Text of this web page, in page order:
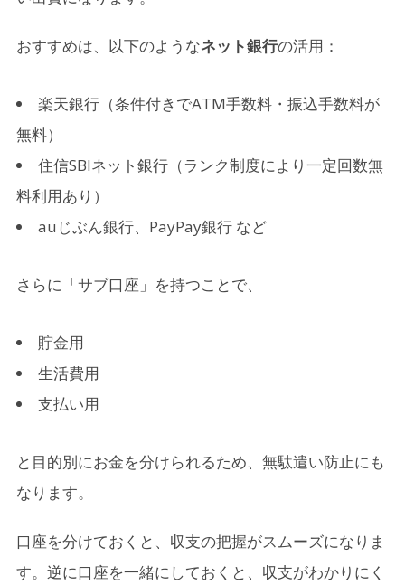
おすすめは、以下のようなネット銀行の活用：
楽天銀行（条件付きでATM手数料・振込手数料が
無料）
住信SBIネット銀行（ランク制度により一定回数無
料利用あり）
auじぶん銀行、PayPay銀行 など
さらに「サブ口座」を持つことで、
貯金用
生活費用
支払い用
と目的別にお金を分けられるため、無駄遣い防止にも
なります。
口座を分けておくと、収支の把握がスムーズになりま
す。逆に口座を一緒にしておくと、収支がわかりにく